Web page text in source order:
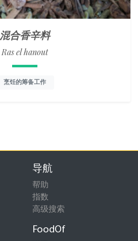
混合香辛料
Ras el hanout
烹饪的筹备工作
导航
帮助
指数
高级搜索
FoodOf